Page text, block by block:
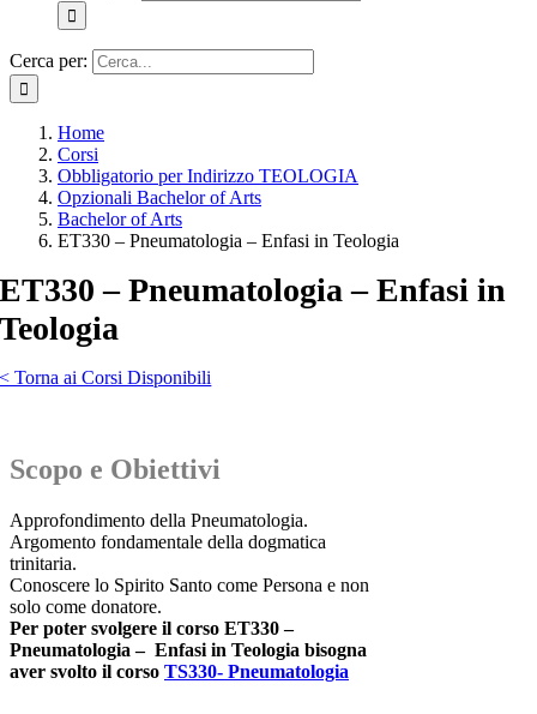
Cerca per:
Home
Corsi
Obbligatorio per Indirizzo TEOLOGIA
Opzionali Bachelor of Arts
Bachelor of Arts
ET330 – Pneumatologia – Enfasi in Teologia
ET330 – Pneumatologia – Enfasi in
Teologia
< Torna ai Corsi Disponibili
Scopo e Obiettivi
Approfondimento della Pneumatologia.
Argomento fondamentale della dogmatica
trinitaria.
Conoscere lo Spirito Santo come Persona e non
solo come donatore.
Per poter svolgere il corso ET330 –
Pneumatologia – Enfasi in Teologia bisogna
aver svolto il corso TS330- Pneumatologia